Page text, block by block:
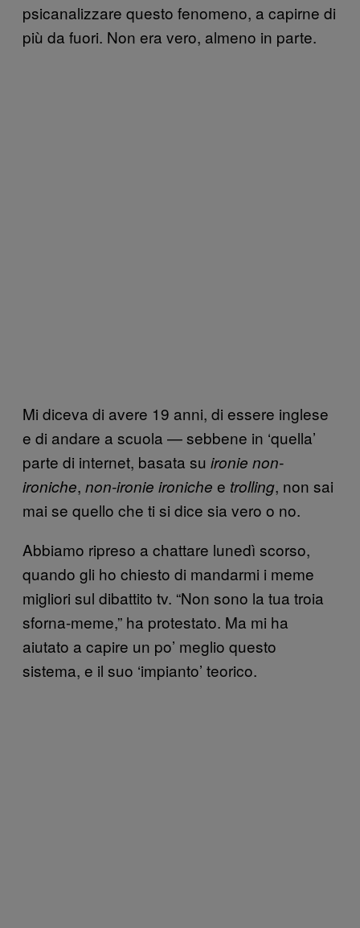
psicanalizzare questo fenomeno, a capirne di
più da fuori. Non era vero, almeno in parte.
Mi diceva di avere 19 anni, di essere inglese
e di andare a scuola — sebbene in ‘quella’
parte di internet, basata su ironie non-
ironiche, non-ironie ironiche e trolling, non sai
mai se quello che ti si dice sia vero o no.
Abbiamo ripreso a chattare lunedì scorso,
quando gli ho chiesto di mandarmi i meme
migliori sul dibattito tv. “Non sono la tua troia
sforna-meme,” ha protestato. Ma mi ha
aiutato a capire un po’ meglio questo
sistema, e il suo ‘impianto’ teorico.